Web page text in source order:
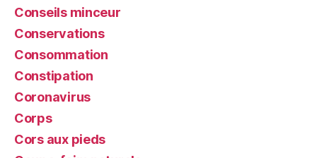
Conseils minceur
Conservations
Consommation
Constipation
Coronavirus
Corps
Cors aux pieds